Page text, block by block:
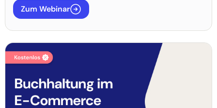
Zum Webinar